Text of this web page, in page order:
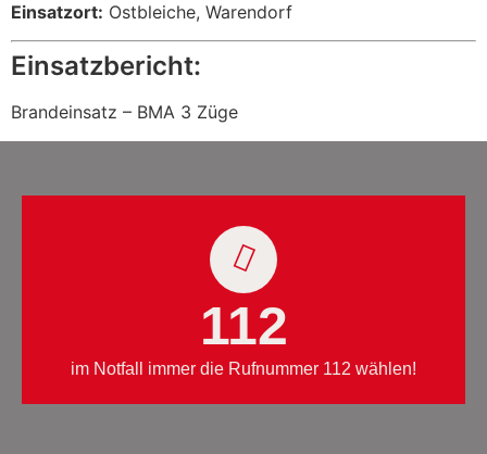
Einsatzort: Ostbleiche, Warendorf
Einsatzbericht:
Brandeinsatz – BMA 3 Züge
112
im Notfall immer die Rufnummer 112 wählen!